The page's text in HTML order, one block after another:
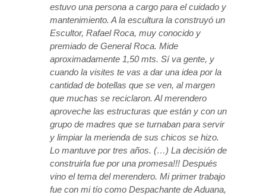
estuvo una persona a cargo para el cuidado y
mantenimiento. A la escultura la construyó un
Escultor, Rafael Roca, muy conocido y
premiado de General Roca. Mide
aproximadamente 1,50 mts. Sí va gente, y
cuando la visites te vas a dar una idea por la
cantidad de botellas que se ven, al margen
que muchas se reciclaron. Al merendero
aproveche las estructuras que están y con un
grupo de madres que se turnaban para servir
y limpiar la merienda de sus chicos se hizo.
Lo mantuve por tres años. (…) La decisión de
construirla fue por una promesa!!! Después
vino el tema del merendero. Mi primer trabajo
fue con mi tío como Despachante de Aduana,